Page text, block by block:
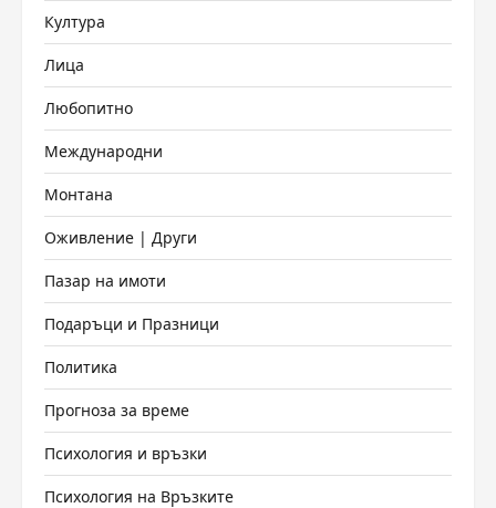
Култура
Лица
Любопитно
Международни
Монтана
Оживление | Други
Пазар на имоти
Подаръци и Празници
Политика
Прогноза за време
Психология и връзки
Психология на Връзките